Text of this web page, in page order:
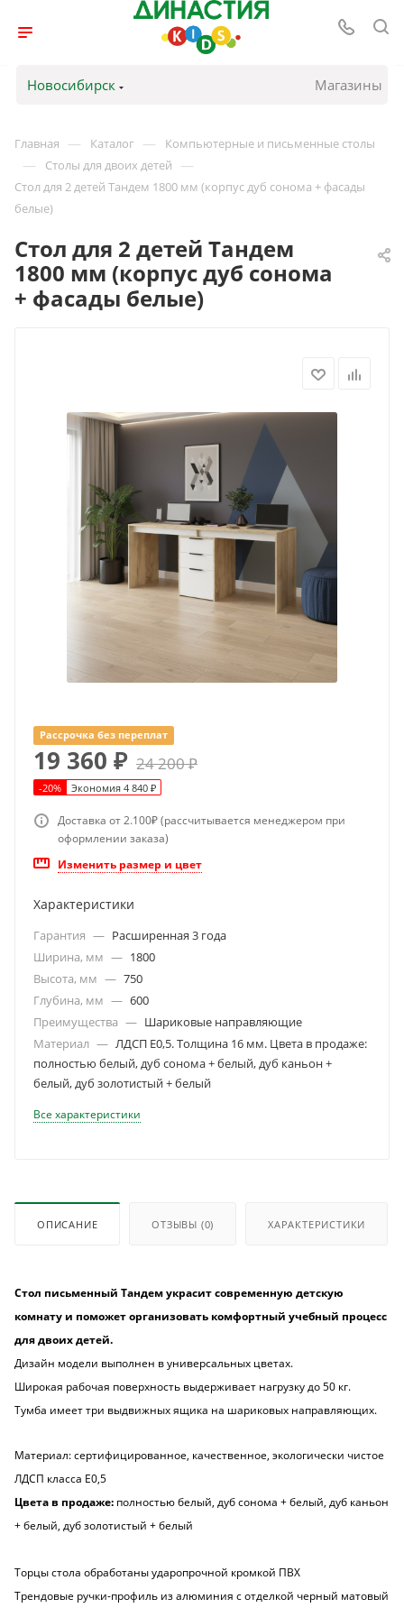
Новосибирск Магазины
Главная — Каталог — Компьютерные и письменные столы
— Столы для двоих детей —
Стол для 2 детей Тандем 1800 мм (корпус дуб сонома + фасады
белые)
Стол для 2 детей Тандем
1800 мм (корпус дуб сонома
+ фасады белые)
Рассрочка без переплат
19 360 ₽ 24 200₽
-20% Экономия 4 840 ₽
Доставка от 2.100₽ (рассчитывается менеджером при
оформлении заказа)
Изменить размер и цвет
Характеристики
Гарантия — Расширенная 3 года
Ширина, мм — 1800
Высота, мм — 750
Глубина, мм — 600
Преимущества — Шариковые направляющие
Материал — ЛДСП Е0,5. Толщина 16 мм. Цвета в продаже:
полностью белый, дуб сонома + белый, дуб каньон +
белый, дуб золотистый + белый
Все характеристики
ОПИСАНИЕ ОТЗЫВЫ (0) ХАРАКТЕРИСТИКИ
Стол письменный Тандем украсит современную детскую
комнату и поможет организовать комфортный учебный процесс
для двоих детей.
Дизайн модели выполнен в универсальных цветах.
Широкая рабочая поверхность выдерживает нагрузку до 50 кг.
Тумба имеет три выдвижных ящика на шариковых направляющих.
Материал: сертифицированное, качественное, экологически чистое
ЛДСП класса Е0,5
Цвета в продаже: полностью белый, дуб сонома + белый, дуб каньон
+ белый, дуб золотистый + белый
Торцы стола обработаны ударопрочной кромкой ПВХ
Трендовые ручки-профиль из алюминия с отделкой черный матовый